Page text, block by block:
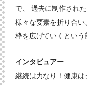
で、 過去に制作され
様々な要素を折り合
枠を広げていくという
インタビュアー
継続は力なり！健康